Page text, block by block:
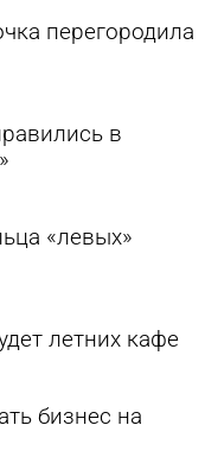
перегородила
в
«левых»
летних кафе
бизнес на